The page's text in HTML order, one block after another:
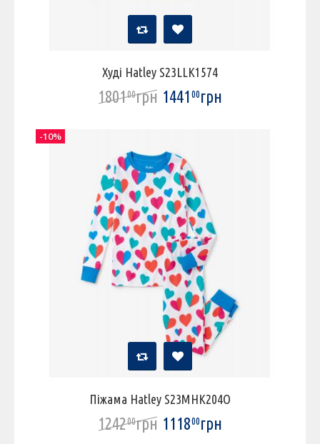
Худі Hatley S23LLK1574
180100грн 144100грн
Піжама Hatley S23MHK204O
124200грн 111800грн
-10%